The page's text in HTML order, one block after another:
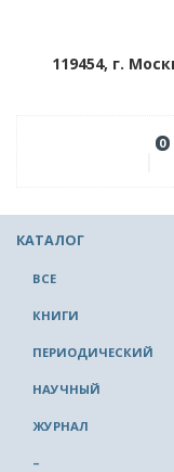
119454, г.
0
КАТАЛОГ
ВСЕ
КНИГИ
ПЕРИОДИЧЕСКИЙ
НАУЧНЫЙ
ЖУРНАЛ
–